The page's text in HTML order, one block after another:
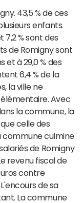
43,5 % de ces
enfants.
7,2 % sont des
de Romigny sont
et à 29,0 % des
6,4 % de la
la ville ne
Avec
la commune, la
celle des
commune culmine
de Romigny
revenu fiscal de
contre
de sa
La commune